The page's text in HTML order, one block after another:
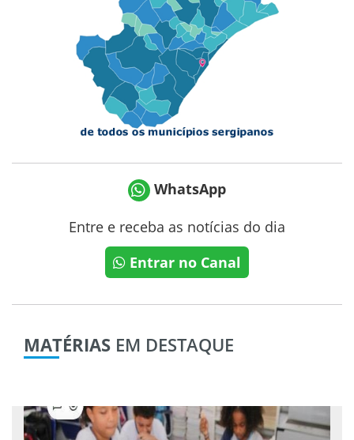
WhatsApp
Entre e receba as notícias do dia
Entrar no Canal
MATÉRIAS EM DESTAQUE